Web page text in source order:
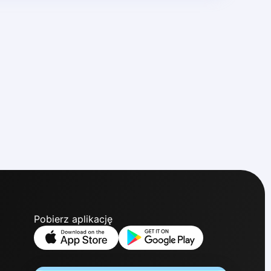
Pobierz aplikację